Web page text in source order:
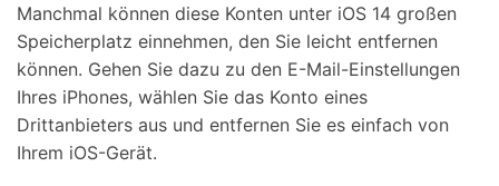
Manchmal können diese Konten unter iOS 14 großen
Speicherplatz einnehmen, den Sie leicht entfernen
können. Gehen Sie dazu zu den E-Mail-Einstellungen
Ihres iPhones, wählen Sie das Konto eines
Drittanbieters aus und entfernen Sie es einfach von
Ihrem iOS-Gerät.